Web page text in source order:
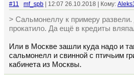
#11 mf_spb | 12:07 26.10.2018 | Кому:
> Сальмонеллу к примеру развели.
прокатило. Да ещё в кредиты
Или в Москве зашли куда надо и
сальмонелл и свинной с птичьим
кабинета из Москвы.